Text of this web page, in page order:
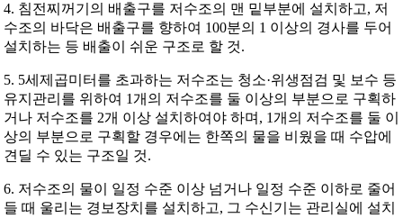
4. 침전찌꺼기의 배출구를 저수조의 맨 밑부분에 설치하고, 저
수조의 바닥은 배출구를 향하여 100분의 1 이상의 경사를 두어
설치하는 등 배출이 쉬운 구조로 할 것.
5. 5세제곱미터를 초과하는 저수조는 청소·위생점검 및 보수 등
유지관리를 위하여 1개의 저수조를 둘 이상의 부분으로 구획하
거나 저수조를 2개 이상 설치하여야 하며, 1개의 저수조를 둘 이
상의 부분으로 구획할 경우에는 한쪽의 물을 비웠을 때 수압에
견딜 수 있는 구조일 것.
6. 저수조의 물이 일정 수준 이상 넘거나 일정 수준 이하로 줄어
들 때 울리는 경보장치를 설치하고, 그 수신기는 관리실에 설치